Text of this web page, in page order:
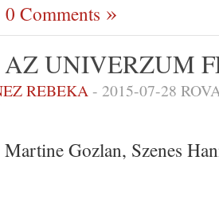
0 Comments
UNIVERZUM
REBEKA- 2015-07-28
Martine Gozlan, Szenes